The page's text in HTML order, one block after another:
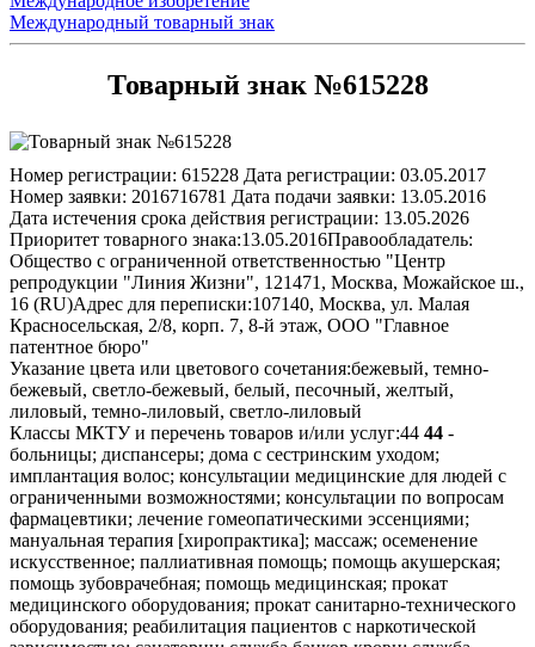
Международный товарный знак
Товарный знак №615228
Номер регистрации: 615228 Дата регистрации: 03.05.2017
Номер заявки: 2016716781 Дата подачи заявки: 13.05.2016
Дата истечения срока действия регистрации: 13.05.2026
Приоритет товарного знака:13.05.2016Правообладатель:
Общество с ограниченной ответственностью "Центр
репродукции "Линия Жизни", 121471, Москва, Можайское ш.,
16 (RU)Адрес для переписки:107140, Москва, ул. Малая
Красносельская, 2/8, корп. 7, 8-й этаж, ООО "Главное
патентное бюро"
Указание цвета или цветового сочетания:бежевый, темно-
бежевый, светло-бежевый, белый, песочный, желтый,
лиловый, темно-лиловый, светло-лиловый
Классы МКТУ и перечень товаров и/или услуг:44 44 -
больницы; диспансеры; дома с сестринским уходом;
имплантация волос; консультации медицинские для людей с
ограниченными возможностями; консультации по вопросам
фармацевтики; лечение гомеопатическими эссенциями;
мануальная терапия [хиропрактика]; массаж; осеменение
искусственное; паллиативная помощь; помощь акушерская;
помощь зубоврачебная; помощь медицинская; прокат
медицинского оборудования; прокат санитарно-технического
оборудования; реабилитация пациентов с наркотической